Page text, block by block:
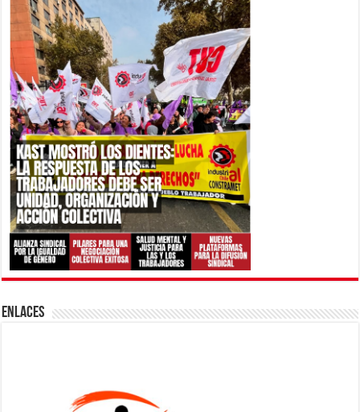
ENLACES